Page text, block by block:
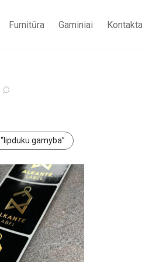
Furnitūra Gaminiai
“lipduku gamyba”